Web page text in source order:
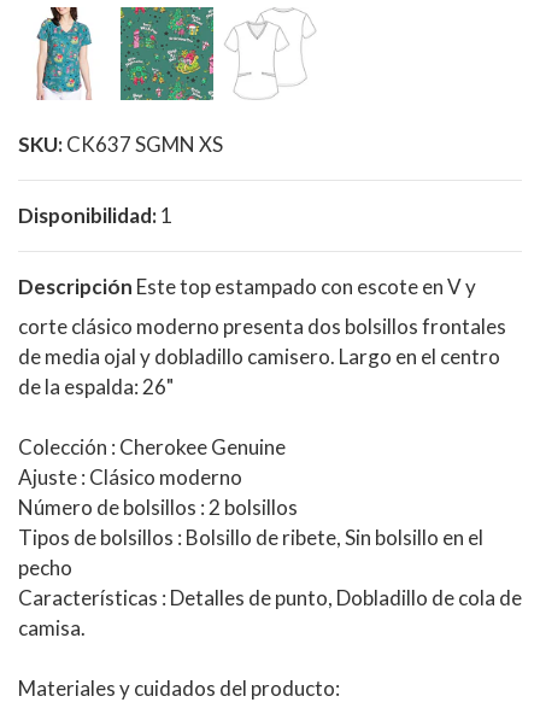
SKU:CK637 SGMN XS
Disponibilidad:1
Descripción Este top estampado con escote en V y
corte clásico moderno presenta dos bolsillos frontales
de media ojal y dobladillo camisero. Largo en el centro
de la espalda: 26"
Colección : Cherokee Genuine
Ajuste: Clásico moderno
Número de bolsillos : 2 bolsillos
Tipos de bolsillos : Bolsillo de ribete, Sin bolsillo en el
pecho
Características : Detalles de punto, Dobladillo de cola de
camisa.
Materiales y cuidados del producto: